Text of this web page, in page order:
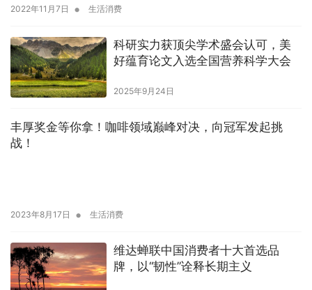
2022年11月7日 • 生活消费
科研实力获顶尖学术盛会认可，美
好蕴育论文入选全国营养科学大会
2025年9月24日
丰厚奖金等你拿！咖啡领域巅峰对决，向冠军发起挑
战！
2023年8月17日 • 生活消费
维达蝉联中国消费者十大首选品
牌，以“韧性”诠释长期主义